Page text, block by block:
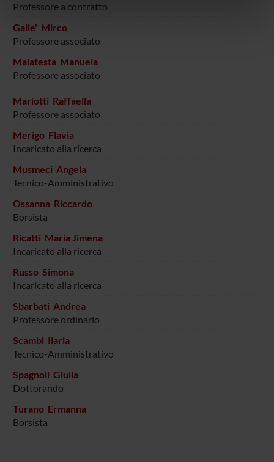
pubblicità e social media, i quali potrebbero combinarle
con altre informazioni che hai fornito loro o che hanno
raccolto dal tuo utilizzo dei loro servizi.
Professore a contratto
Galie' Mirco
Professore associato
Malatesta Manuela
Professore associato
Mariotti Raffaella
Professore associato
Merigo Flavia
Incaricato alla ricerca
Musmeci Angela
Tecnico-Amministrativo
Ossanna Riccardo
Borsista
Ricatti Maria Jimena
Incaricato alla ricerca
Russo Simona
Incaricato alla ricerca
Sbarbati Andrea
Professore ordinario
Scambi Ilaria
Tecnico-Amministrativo
Spagnoli Giulia
Dottorando
Turano Ermanna
Borsista